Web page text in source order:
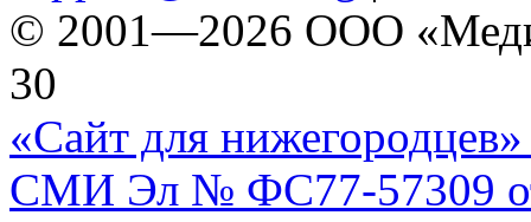
© 2001—2026 ООО
30
«Сайт для нижегородцев»
СМИ Эл № ФС77-57309